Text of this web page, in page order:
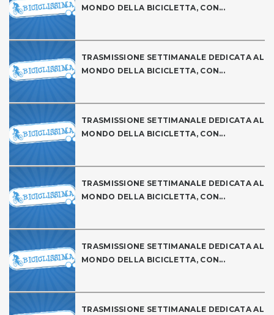
MONDO DELLA BICICLETTA, CON...
TRASMISSIONE SETTIMANALE DEDICATA AL
MONDO DELLA BICICLETTA, CON...
TRASMISSIONE SETTIMANALE DEDICATA AL
MONDO DELLA BICICLETTA, CON...
TRASMISSIONE SETTIMANALE DEDICATA AL
MONDO DELLA BICICLETTA, CON...
TRASMISSIONE SETTIMANALE DEDICATA AL
MONDO DELLA BICICLETTA, CON...
TRASMISSIONE SETTIMANALE DEDICATA AL